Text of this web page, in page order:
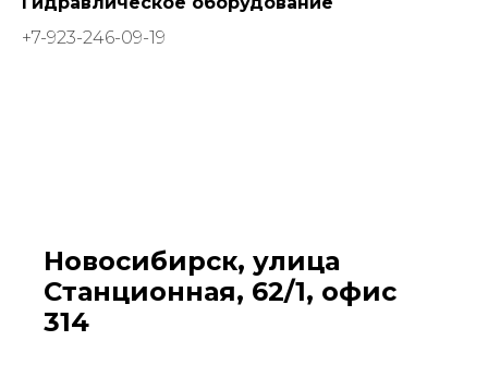
‪+7-923-246-09-19
Новосибирск, улица
Станционная, 62/1, офис
314